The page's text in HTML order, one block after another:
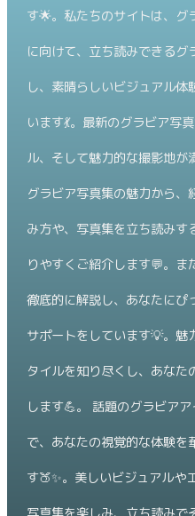
す🌟。私たちのサイトは、グ
に向けて、立ち読みできる
し、素晴らしいビジュアル
います💃。最新のグラビア写
ル、そして魅力的な撮影地が
グラビア写真集の魅力から
み方や、写真集を立ち読み
りやすくご紹介します💬。
徹底的に解説し、あなたにぴ
サポートをしています💡。魅
タイルを知り尽くし、あな
します💪。 話題のグラビア
で、あなたの視覚的な体験を
す🍑✨。美しいビジュアルや